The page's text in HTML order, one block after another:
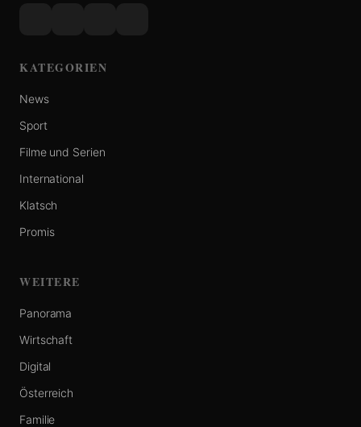
KATEGORIEN
News
Sport
Filme und Serien
International
Klatsch
Promis
WEITERE
Panorama
Wirtschaft
Digital
Österreich
Familie